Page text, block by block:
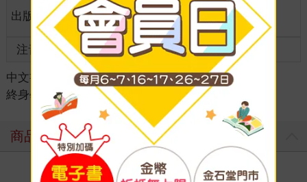
出版地 台灣
適讀年
齡
全齡適讀
注音 級別
中文書 教育/親子教養 ＞ 教育/教學現場
終身學習
商品評價
寫評價